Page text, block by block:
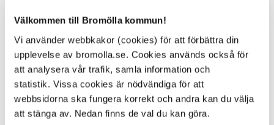
Välkommen till Bromölla kommun!
Vi använder webbkakor (cookies) för att förbättra din
upplevelse av bromolla.se. Cookies används också för
att analysera vår trafik, samla information och
statistik. Vissa cookies är nödvändiga för att
webbsidorna ska fungera korrekt och andra kan du välja
att stänga av. Nedan finns de val du kan göra.
Kyrkvägen
13 October 2025
Nyhet
Måndagen den 15 september inleds ett schaktarbete